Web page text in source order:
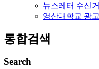
뉴스레터 수신
영산대학교 광
통합검색
Search